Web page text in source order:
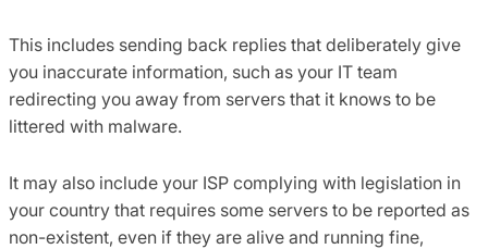
This includes sending back replies that deliberately give
you inaccurate information, such as your IT team
redirecting you away from servers that it knows to be
littered with malware.
It may also include your ISP complying with legislation in
your country that requires some servers to be reported as
non-existent, even if they are alive and running fine,